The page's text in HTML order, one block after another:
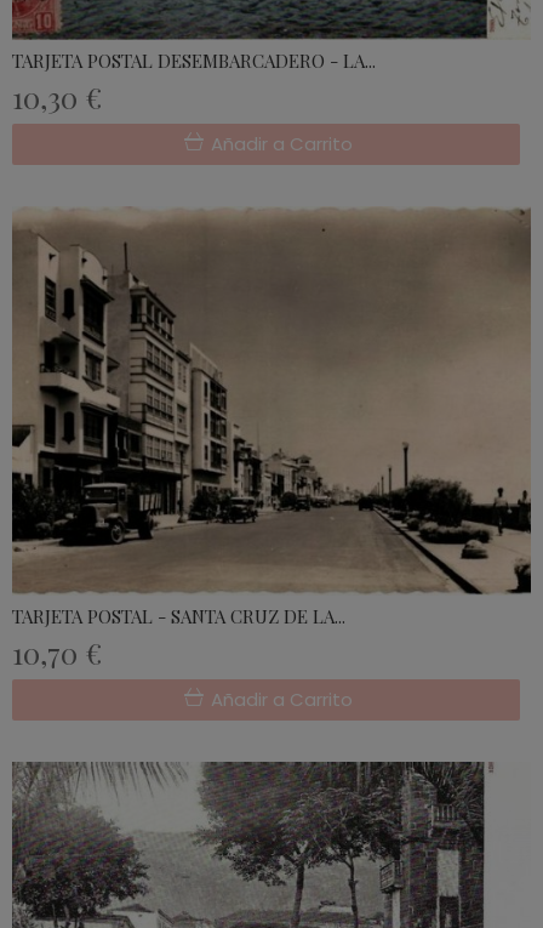
TARJETA POSTAL DESEMBARCADERO - LA...
10,30 €
Añadir a Carrito
TARJETA POSTAL - SANTA CRUZ DE LA...
10,70 €
Añadir a Carrito